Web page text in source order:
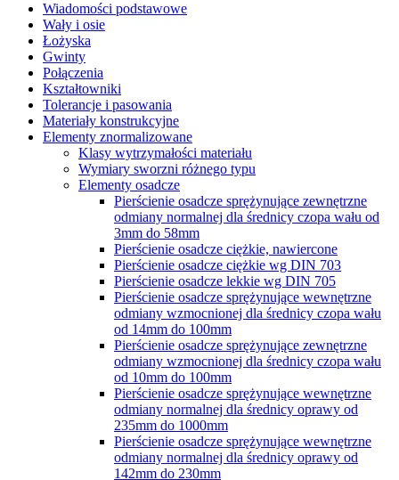
Wiadomości podstawowe
Wały i osie
Łożyska
Gwinty
Połączenia
Kształtowniki
Tolerancje i pasowania
Materiały konstrukcyjne
Elementy znormalizowane
Klasy wytrzymałości materiału
Wymiary sworzni różnego typu
Elementy osadcze
Pierścienie osadcze sprężynujące zewnętrzne
odmiany normalnej dla średnicy czopa wału od
3mm do 58mm
Pierścienie osadcze ciężkie, nawiercone
Pierścienie osadcze ciężkie wg DIN 703
Pierścienie osadcze lekkie wg DIN 705
Pierścienie osadcze sprężynujące wewnętrzne
odmiany wzmocnionej dla średnicy czopa wału
od 14mm do 100mm
Pierścienie osadcze sprężynujące zewnętrzne
odmiany wzmocnionej dla średnicy czopa wału
od 10mm do 100mm
Pierścienie osadcze sprężynujące wewnętrzne
odmiany normalnej dla średnicy oprawy od
235mm do 1000mm
Pierścienie osadcze sprężynujące wewnętrzne
odmiany normalnej dla średnicy oprawy od
142mm do 230mm